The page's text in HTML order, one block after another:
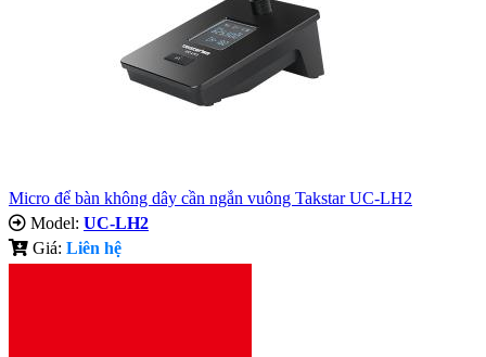
Micro để bàn không dây cần ngắn vuông Takstar UC-LH2
Model: UC-LH2
Giá: Liên hệ